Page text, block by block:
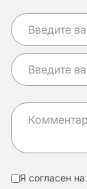
Я согласен на